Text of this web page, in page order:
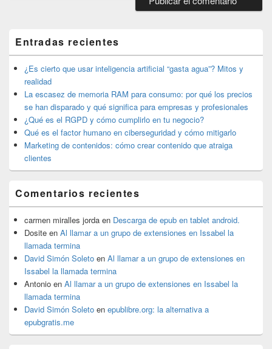
widget
barra
lateral
primaria
Entradas recientes
¿Es cierto que usar inteligencia artificial “gasta agua”? Mitos y
realidad
La escasez de memoria RAM para consumo: por qué los precios
se han disparado y qué significa para empresas y profesionales
¿Qué es el RGPD y cómo cumplirlo en tu negocio?
Qué es el factor humano en ciberseguridad y cómo mitigarlo
Marketing de contenidos: cómo crear contenido que atraiga
clientes
Comentarios recientes
carmen miralles jorda en Descarga de epub en tablet android.
Dosite en Al llamar a un grupo de extensiones en Issabel la
llamada termina
David Simón Soleto en Al llamar a un grupo de extensiones en
Issabel la llamada termina
Antonio en Al llamar a un grupo de extensiones en Issabel la
llamada termina
David Simón Soleto en epublibre.org: la alternativa a
epubgratis.me